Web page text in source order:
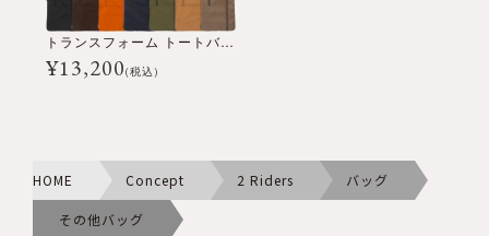
トランスフォーム トートバッグ
¥13,200(税込)
HOME Concept 2 Riders バッグ
その他バッグ